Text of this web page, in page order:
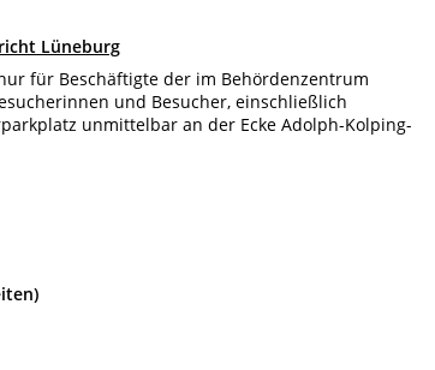
Lüneburg
für Beschäftigte der im Behördenzentrum
und Besucher, einschließlich
unmittelbar an der Ecke Adolph-Kolping-